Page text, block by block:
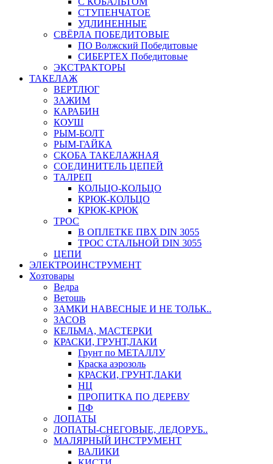
СТУПЕНЧАТОЕ
УДЛИНЕННЫЕ
СВЁРЛА ПОБЕДИТОВЫЕ
ПО Волжский Победитовые
СИБЕРТЕХ Победитовые
ЭКСТРАКТОРЫ
ТАКЕЛАЖ
ВЕРТЛЮГ
ЗАЖИМ
КАРАБИН
КОУШ
РЫМ-БОЛТ
РЫМ-ГАЙКА
СКОБА ТАКЕЛАЖНАЯ
СОЕДИНИТЕЛЬ ЦЕПЕЙ
ТАЛРЕП
КОЛЬЦО-КОЛЬЦО
КРЮК-КОЛЬЦО
КРЮК-КРЮК
ТРОС
В ОПЛЕТКЕ ПВХ DIN 3055
ТРОС СТАЛЬНОЙ DIN 3055
ЦЕПИ
ЭЛЕКТРОИНСТРУМЕНТ
Хозтовары
Ведра
Ветошь
ЗАМКИ НАВЕСНЫЕ И НЕ ТОЛЬК..
ЗАСОВ
КЕЛЬМА, МАСТЕРКИ
КРАСКИ, ГРУНТ,ЛАКИ
Грунт по МЕТАЛЛУ
Краска аэрозоль
КРАСКИ, ГРУНТ,ЛАКИ
НЦ
ПРОПИТКА ПО ДЕРЕВУ
ПФ
ЛОПАТЫ
ЛОПАТЫ-СНЕГОВЫЕ, ЛЕДОРУБ..
МАЛЯРНЫЙ ИНСТРУМЕНТ
ВАЛИКИ